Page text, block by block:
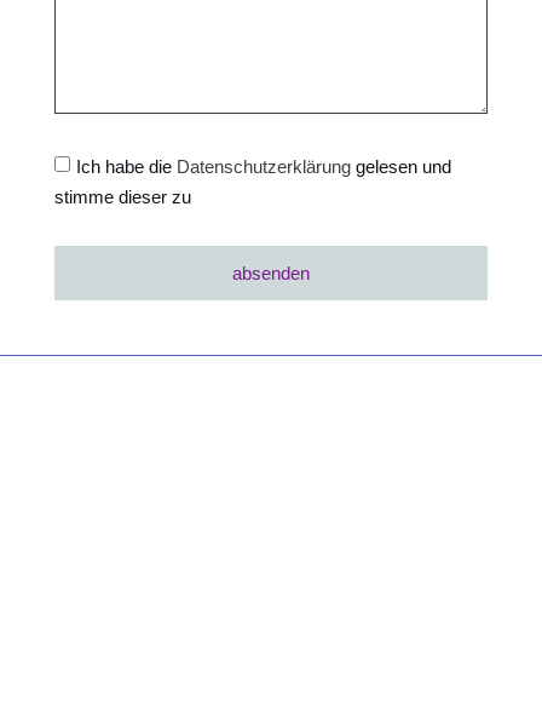
Ich habe die Datenschutzerklärunggelesen und
stimme dieser zu
absenden